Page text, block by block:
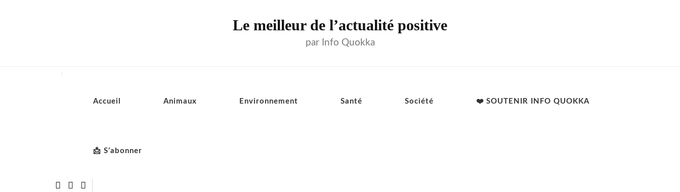
Le meilleur de l’actualité positive
par Info Quokka
Accueil Animaux Environnement Santé Société ❤️ SOUTENIR INFO QUOKKA
📩 S’abonner